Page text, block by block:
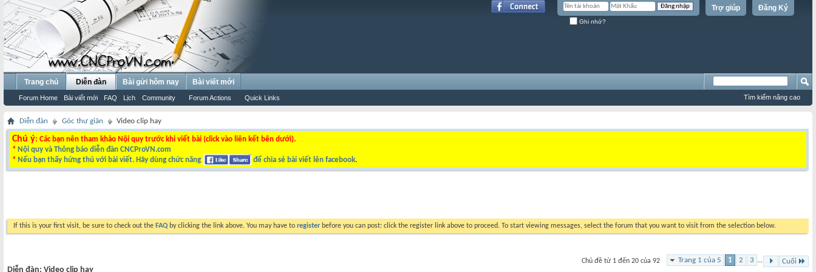
Đăng Ký
Trợ giúp
Ghi nhớ?
Trang chủ Diễn đàn
Forum Home Bài viết mới FAQ Lịch Community Forum Actions Quick Links
Bài gửi hôm nay Bài viết mới
Tìm kiếm nâng cao
Diễn đàn Góc thư giãn Video clip hay
Chú ý: Các bạn nên tham khảo Nội quy trước khi viết bài (click vào liên kết bên dưới).
* Nội quy và Thông báo diễn đàn CNCProVN.com
* Nếu bạn thấy hứng thú với bài viết. Hãy dùng chức năng để chia sẻ bài viết lên facebook.
If this is your first visit, be sure to check out the FAQ by clicking the link above. You may have to register before you can post: click the register link above to proceed. To start viewing messages, select the forum that you want to visit from the selection below.
Trang 1 của 5 1 2 3 ... Cuối
Chủ đề từ 1 đến 20 của 92
Diễn đàn: Video clip hay